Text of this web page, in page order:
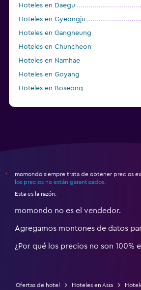
Hoteles en Daegu
Hoteles en Gyeongju
Hoteles en Gangneung
Hoteles en Chuncheon
Hoteles en Namhae
Hoteles en Goyang
Hoteles en Boseong
*
momondo siempre trata de obtener precios
los precios no están garantizados
Esta es la razón:
momondo no es el vendedor.
Agregamos montones de datos
¿Por qué los precios no son 100%
Ofertas de hotel Hoteles en Asia